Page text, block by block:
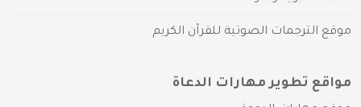
موقع الترجمات الصوتية للقرآن الكريم
مواقع تطوير مهارات الدعاة